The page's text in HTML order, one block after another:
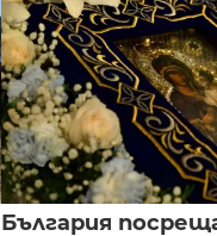
България